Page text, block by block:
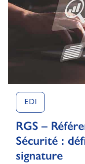
EDI
RGS –
Sécurité :
signature